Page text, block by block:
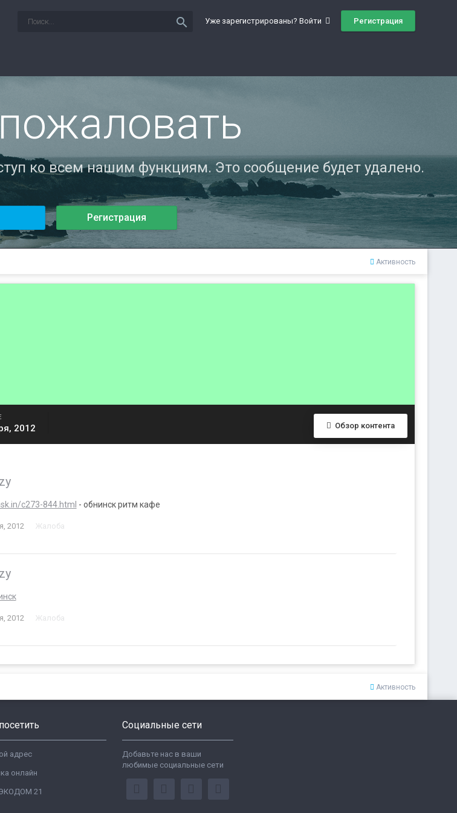
Уже зарегистрированы? Войти Регистрация
search
ко всем нашим функциям. Это сообщение будет удалено.
Регистрация
Активность
Обзор контента
2012
c273-844.html - обнинск ритм кафе
2012 Жалоба
2012 Жалоба
Активность
адрес
онлайн
21
Социальные сети
Добавьте нас в ваши
любимые социальные сети